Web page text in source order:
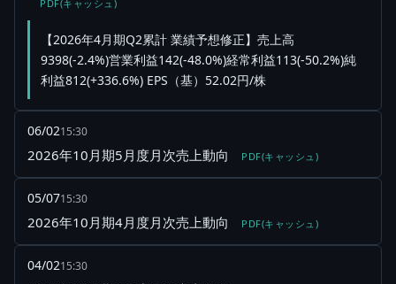
PDF(キャッシュ)
【2026年4月期Q2累計 業績予想修正】売上高
9398(-2.4%)営業利益142(-48.0%)経常利益113(-50.2%)純
利益812(+336.6%) EPS（基）52.02円/株
06/0215:30
2026年10月期5月度月次売上動向 PDF(キャッシュ)
05/0715:30
2026年10月期4月度月次売上動向 PDF(キャッシュ)
04/0215:30